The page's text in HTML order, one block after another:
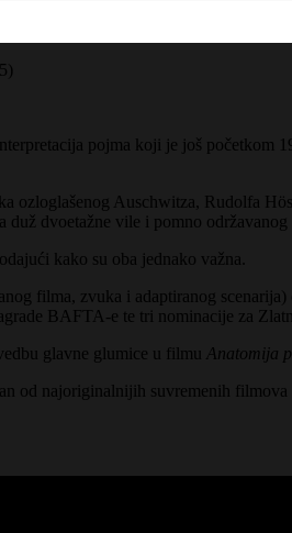
pojma koji je još
ozloglašenog Auschwitza, Rudolfa
dvoetažne vile i pomno
kako su oba jednako važna.
filma, zvuka i adaptiranog
BAFTA-e te tri nominacije za
glavne glumice u filmu Anatomija
od najoriginalnijih suvremenih